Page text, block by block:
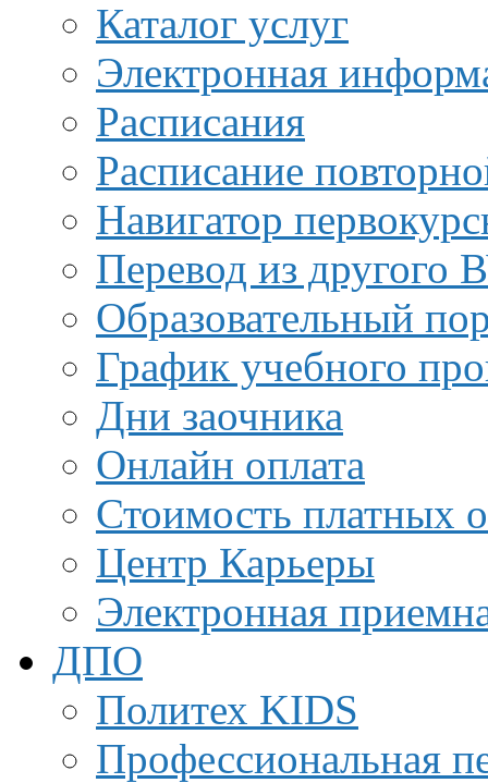
Каталог услуг
Электронная
Расписания
Расписание
Навигатор
Перевод из другого
Образовательный
График учебного
Дни заочника
Онлайн оплата
Стоимость платных
Центр Карьеры
Электронная
ДПО
Политех KIDS
Профессиональная